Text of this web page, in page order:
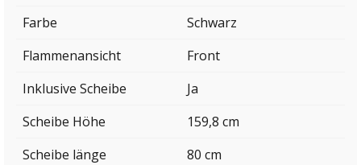
Farbe
Schwarz
Flammenansicht
Front
Inklusive Scheibe
Ja
Scheibe Höhe
159,8 cm
Scheibe länge
80 cm